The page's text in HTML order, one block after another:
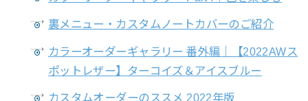
裏メニュー・カスタムノートカバーのご紹介
カラーオーダーギャラリー 番外編｜【2022AWス
ポットレザー】ターコイズ＆アイスブルー
カスタムオーダーのススメ 2022年版